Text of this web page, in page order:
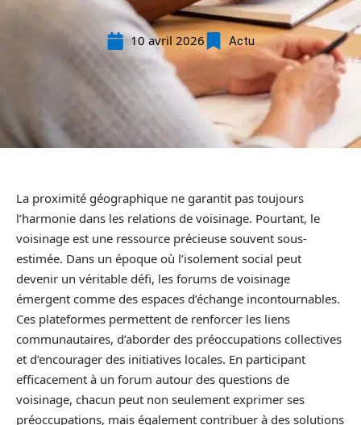
10 avril 2026 Actu
La proximité géographique ne garantit pas toujours
l’harmonie dans les relations de voisinage. Pourtant, le
voisinage est une ressource précieuse souvent sous-
estimée. Dans un époque où l’isolement social peut
devenir un véritable défi, les forums de voisinage
émergent comme des espaces d’échange incontournables.
Ces plateformes permettent de renforcer les liens
communautaires, d’aborder des préoccupations collectives
et d’encourager des initiatives locales. En participant
efficacement à un forum autour des questions de
voisinage, chacun peut non seulement exprimer ses
préoccupations, mais également contribuer à des solutions